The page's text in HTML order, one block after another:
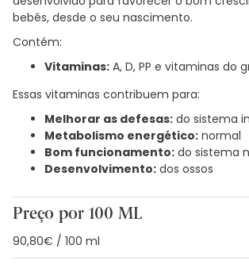
bebês, desde o seu nascimento.
Contém:
Vitaminas: A, D, PP e vitaminas do
Essas vitaminas contribuem para:
Melhorar as defesas: do sistema
Metabolismo energético: normal
Bom funcionamento: do sistema
Desenvolvimento: dos ossos
Preço por 100 ML
90,80€ / 100 ml